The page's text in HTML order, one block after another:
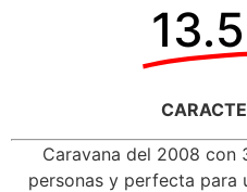
Caravana del 2008 con
personas y perfecta para